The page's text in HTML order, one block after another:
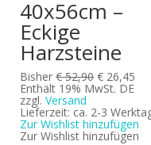
40x56cm –
Eckige
Harzsteine
Bisher €52,90
Preis
€ 52,90
€ 26,45
€
Enthält 19% MwSt. DE
zzgl.Versand
Lieferzeit: ca. 2-3
Zur Wishlist hinzufügen
Zur Wishlist hinzufügen